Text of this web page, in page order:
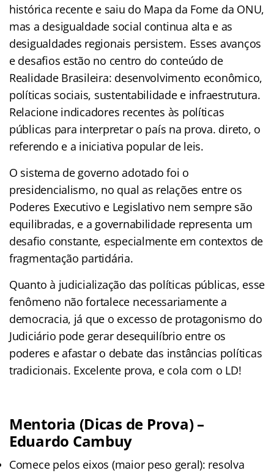
histórica recente e saiu do Mapa da Fome da ONU,
mas a desigualdade social continua alta e as
desigualdades regionais persistem. Esses avanços
e desafios estão no centro do conteúdo de
Realidade Brasileira: desenvolvimento econômico,
políticas sociais, sustentabilidade e infraestrutura.
Relacione indicadores recentes às políticas
públicas para interpretar o país na prova. direto, o
referendo e a iniciativa popular de leis.
O sistema de governo adotado foi o
presidencialismo, no qual as relações entre os
Poderes Executivo e Legislativo nem sempre são
equilibradas, e a governabilidade representa um
desafio constante, especialmente em contextos de
fragmentação partidária.
Quanto à judicialização das políticas públicas, esse
fenômeno não fortalece necessariamente a
democracia, já que o excesso de protagonismo do
Judiciário pode gerar desequilíbrio entre os
poderes e afastar o debate das instâncias políticas
tradicionais. Excelente prova, e cola com o LD!
Mentoria (Dicas de Prova) –
Eduardo Cambuy
Comece pelos eixos (maior peso geral): resolva